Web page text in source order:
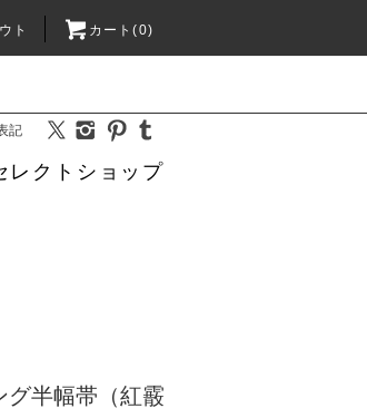
ト カート(0)
記
レクトショップ
グ半幅帯（紅霰